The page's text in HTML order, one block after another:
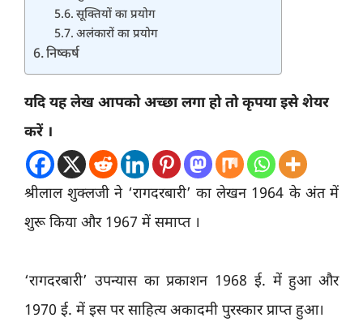
सूक्तियों का प्रयोग
अलंकारों का प्रयोग
निष्कर्ष
यदि यह लेख आपको अच्छा लगा हो तो कृपया इसे शेयर
करें ।
श्रीलाल शुक्लजी ने ‘रागदरबारी’ का लेखन 1964 के अंत में
शुरू किया और 1967 में समाप्त ।
‘रागदरबारी’ उपन्यास का प्रकाशन 1968 ई. में हुआ और
1970 ई. में इस पर साहित्य अकादमी पुरस्कार प्राप्त हुआ।